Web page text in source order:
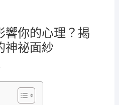
響你的心理？揭
神祕面紗